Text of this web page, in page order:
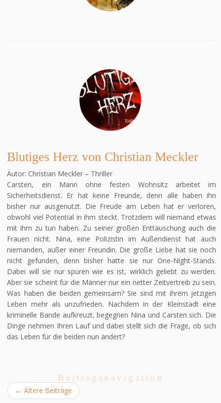
Blutiges Herz von Christian Meckler
Autor: Christian Meckler – Thriller
Carsten, ein Mann ohne festen Wohnsitz arbeitet im
Sicherheitsdienst. Er hat keine Freunde, denn alle haben ihn
bisher nur ausgenutzt. Die Freude am Leben hat er verloren,
obwohl viel Potential in ihm steckt. Trotzdem will niemand etwas
mit ihm zu tun haben. Zu seiner großen Enttäuschung auch die
Frauen nicht. Nina, eine Polizistin im Außendienst hat auch
niemanden, außer einer Freundin. Die große Liebe hat sie noch
nicht gefunden, denn bisher hatte sie nur One-Night-Stands.
Dabei will sie nur spüren wie es ist, wirklich geliebt zu werden.
Aber sie scheint für die Männer nur ein netter Zeitvertreib zu sein.
Was haben die beiden gemeinsam? Sie sind mit ihrem jetzigen
Leben mehr als unzufrieden. Nachdem in der Kleinstadt eine
kriminelle Bande aufkreuzt, begegnen Nina und Carsten sich. Die
Dinge nehmen Ihren Lauf und dabei stellt sich die Frage, ob sich
das Leben für die beiden nun ändert?
Beitragsnavigation
← Ältere Beiträge